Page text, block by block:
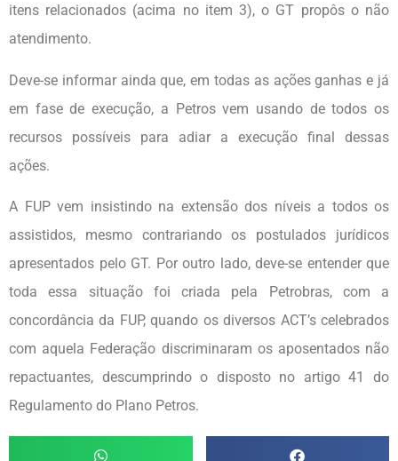
itens relacionados (acima no item 3), o GT propôs o não
atendimento.
Deve-se informar ainda que, em todas as ações ganhas e já
em fase de execução, a Petros vem usando de todos os
recursos possíveis para adiar a execução final dessas
ações.
A FUP vem insistindo na extensão dos níveis a todos os
assistidos, mesmo contrariando os postulados jurídicos
apresentados pelo GT. Por outro lado, deve-se entender que
toda essa situação foi criada pela Petrobras, com a
concordância da FUP, quando os diversos ACT’s celebrados
com aquela Federação discriminaram os aposentados não
repactuantes, descumprindo o disposto no artigo 41 do
Regulamento do Plano Petros.